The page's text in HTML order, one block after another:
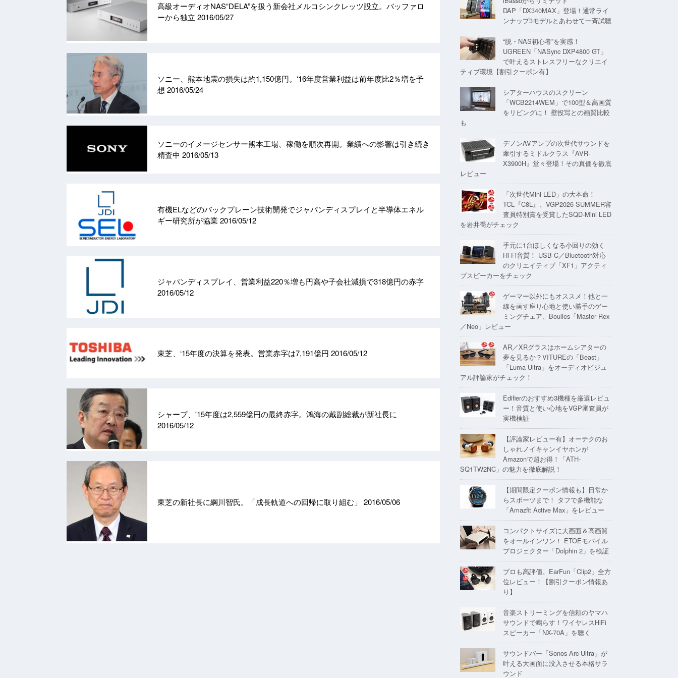
高級オーディオNAS“DELA”を扱う新会社メルコシンクレッツ設立。バッファロ
ーから独立 2016/05/27
ソニー、熊本地震の損失は約1,150億円。‘16年度営業利益は前年度比2％増を予
想 2016/05/24
ソニーのイメージセンサー熊本工場、稼働を順次再開。業績への影響は引き続き
精査中 2016/05/13
有機ELなどのバックプレーン技術開発でジャパンディスプレイと半導体エネル
ギー研究所が協業 2016/05/12
ジャパンディスプレイ、営業利益220％増も円高や子会社減損で318億円の赤字
2016/05/12
東芝、‘15年度の決算を発表。営業赤字は7,191億円 2016/05/12
シャープ、'15年度は2,559億円の最終赤字。鴻海の戴副総裁が新社長に
2016/05/12
東芝の新社長に綱川智氏。「成長軌道への回帰に取り組む」 2016/05/06
DAP「DX340MAX」登場！通常ライ
ンナップ3モデルとあわせて一斉試聴
“脱・NAS初心者”を実感！
UGREEN「NASync DXP4800 GT」
で叶えるストレスフリーなクリエイ
ティブ環境【割引クーポン有】
シアターハウスのスクリーン
「WCB2214WEM」で100型＆高画質
をリビングに！ 壁投写との画質比較
も
デノンAVアンプの次世代サウンドを
牽引するミドルクラス『AVR-
X3900H』堂々登場！その真価を徹底
レビュー
「次世代Mini LED」の大本命！
TCL『C8L』、VGP2026 SUMMER審
査員特別賞を受賞したSQD-Mini LED
を岩井喬がチェック
手元に1台ほしくなる小回りの効く
Hi-Fi音質！ USB-C／Bluetooth対応
のクリエイティブ「XF1」アクティ
ブスピーカーをチェック
ゲーマー以外にもオススメ！他と一
線を画す座り心地と使い勝手のゲー
ミングチェア、Boulies「Master Rex
／Neo」レビュー
AR／XRグラスはホームシアターの
夢を見るか？VITUREの「Beast」
「Luma Ultra」をオーディオビジュ
アル評論家がチェック！
Edifierのおすすめ3機種を厳選レビュ
ー！音質と使い心地をVGP審査員が
実機検証
【評論家レビュー有】オーテクのお
しゃれノイキャンイヤホンが
Amazonで超お得！「ATH-
SQ1TW2NC」の魅力を徹底解説！
【期間限定クーポン情報も】日常か
らスポーツまで！ タフで多機能な
「Amazfit Active Max」をレビュー
コンパクトサイズに大画面＆高画質
をオールインワン！ ETOEモバイル
プロジェクター「Dolphin 2」を検証
プロも高評価。EarFun「Clip2」全方
位レビュー！【割引クーポン情報あ
り】
音楽ストリーミングを信頼のヤマハ
サウンドで鳴らす！ワイヤレスHiFi
スピーカー「NX-70A」を聴く
サウンドバー「Sonos Arc Ultra」が
叶える大画面に没入させる本格サラ
ウンド